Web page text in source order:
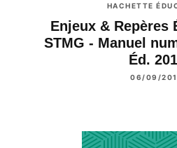
HACHETTE
Enjeux & Repères
STMG - Manuel
Éd.
06/09/